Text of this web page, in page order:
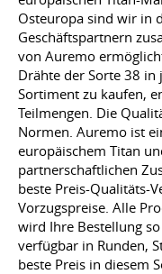
Osteuropa sind wir in
Geschäftspartnern
von Auremo
Drähte der Sorte 38
Sortiment zu kaufen,
Teilmengen. Die
Normen. Auremo ist
europäischem Titan
partnerschaftlichen
beste Preis-Qualitäts-
Vorzugspreise. Alle
wird Ihre Bestellung
verfügbar in Runden,
beste Preis in diesem